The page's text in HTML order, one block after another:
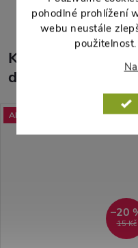
pohodlné prohlížení
webu neustále
K tomuto produktu
doporučujeme
Akce
15 Kč
–20